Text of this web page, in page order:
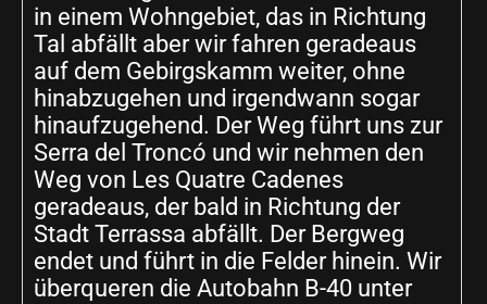
in einem Wohngebiet, das in Richtung
Tal abfällt aber wir fahren geradeaus
auf dem Gebirgskamm weiter, ohne
hinabzugehen und irgendwann sogar
hinaufzugehend. Der Weg führt uns zur
Serra del Troncó und wir nehmen den
Weg von Les Quatre Cadenes
geradeaus, der bald in Richtung der
Stadt Terrassa abfällt. Der Bergweg
endet und führt in die Felder hinein. Wir
überqueren die Autobahn B-40 unter